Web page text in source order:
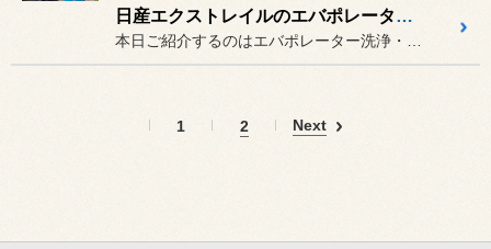
日産エクストレイルのエバポレーター洗浄！
1 2 Next